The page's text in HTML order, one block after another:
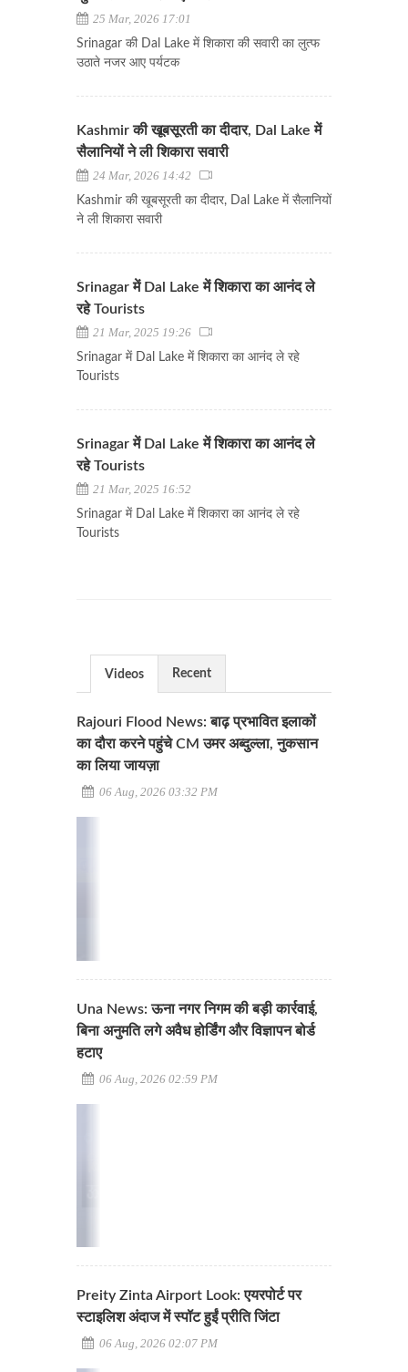
25 Mar, 2026 17:01
Srinagar की Dal Lake में शिकारा की सवारी का लुत्फ
उठाते नजर आए पर्यटक
Kashmir की खूबसूरती का दीदार, Dal Lake में
सैलानियों ने ली शिकारा सवारी
24 Mar, 2026 14:42
Kashmir की खूबसूरती का दीदार, Dal Lake में सैलानियों
ने ली शिकारा सवारी
Srinagar में Dal Lake में शिकारा का आनंद ले
रहे Tourists
21 Mar, 2025 19:26
Srinagar में Dal Lake में शिकारा का आनंद ले रहे
Tourists
Srinagar में Dal Lake में शिकारा का आनंद ले
रहे Tourists
21 Mar, 2025 16:52
Srinagar में Dal Lake में शिकारा का आनंद ले रहे
Tourists
Videos Recent
Rajouri Flood News: बाढ़ प्रभावित इलाकों
का दौरा करने पहुंचे CM उमर अब्दुल्ला, नुकसान
का लिया जायज़ा
06 Aug, 2026 03:32 PM
Una News: ऊना नगर निगम की बड़ी कार्रवाई,
बिना अनुमति लगे अवैध होर्डिंग और विज्ञापन बोर्ड
हटाए
06 Aug, 2026 02:59 PM
Preity Zinta Airport Look: एयरपोर्ट पर
स्टाइलिश अंदाज में स्पॉट हुईं प्रीति जिंटा
06 Aug, 2026 02:07 PM